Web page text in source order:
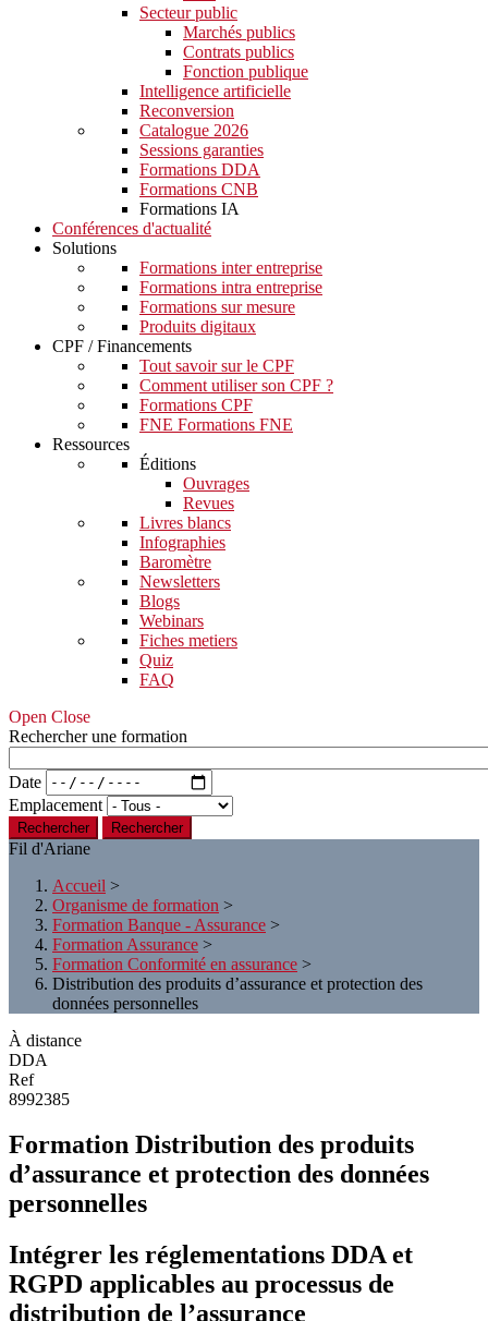
Secteur public
Marchés publics
Contrats publics
Fonction publique
Intelligence artificielle
Reconversion
Catalogue 2026
Sessions garanties
Formations DDA
Formations CNB
Formations IA
Conférences d'actualité
Solutions
Formations inter entreprise
Formations intra entreprise
Formations sur mesure
Produits digitaux
CPF / Financements
Tout savoir sur le CPF
Comment utiliser son CPF ?
Formations CPF
FNE Formations FNE
Ressources
Éditions
Ouvrages
Revues
Livres blancs
Infographies
Baromètre
Newsletters
Blogs
Webinars
Fiches metiers
Quiz
FAQ
Open Close
Rechercher une formation
Date
Emplacement
Rechercher
Fil d'Ariane
Accueil >
Organisme de formation >
Formation Banque - Assurance >
Formation Assurance >
Formation Conformité en assurance >
Distribution des produits d’assurance et protection des
données personnelles
À distance
DDA
Ref
8992385
Formation Distribution des produits
d’assurance et protection des données
personnelles
Intégrer les réglementations DDA et
RGPD applicables au processus de
distribution de l’assurance